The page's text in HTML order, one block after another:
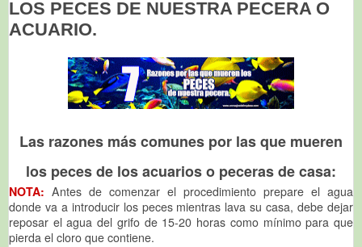
LOS PECES DE NUESTRA PECERA O
ACUARIO.
Las razones más comunes por las que mueren
los peces de los acuarios o peceras de casa:
NOTA: Antes de comenzar el procedimiento prepare el agua
donde va a introducir los peces mientras lava su casa, debe dejar
reposar el agua del grifo de 15-20 horas como mínimo para que
pierda el cloro que contiene.